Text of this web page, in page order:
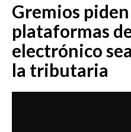
Gremios
plataformas
electrónico
la tributaria